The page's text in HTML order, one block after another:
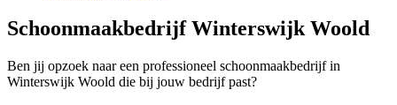
Schoonmaakbedrijf Winterswijk Woold
Ben jij opzoek naar een professioneel schoonmaakbedrijf in
Winterswijk Woold die bij jouw bedrijf past?